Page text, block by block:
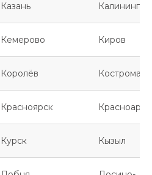
Казань
Кемерово Киров
Королёв Кострома
Красноярск
Курск Кызыл